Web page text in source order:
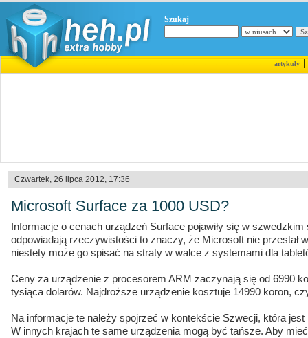
Szukaj
artykuły|
Czwartek, 26 lipca 2012, 17:36
Microsoft Surface za 1000 USD?
Informacje o cenach urządzeń Surface pojawiły się w
odpowiadają rzeczywistości to znaczy, że Microsoft nie przestał
niestety może go spisać na straty w walce z systemami dla
Ceny za urządzenie z procesorem ARM zaczynają się od 6990
tysiąca dolarów. Najdroższe urządzenie kosztuje 14990 koron,
Na informacje te należy spojrzeć w kontekście Szwecji, która
W innych krajach te same urządzenia mogą być tańsze. Aby